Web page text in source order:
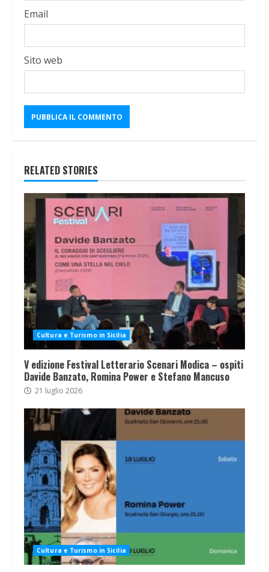
Email
Sito web
RELATED STORIES
Cultura e Turismo in Sicilia
V edizione Festival Letterario Scenari Modica – ospiti
Davide Banzato, Romina Power e Stefano Mancuso
21 luglio 2026
Cultura e Turismo in Sicilia